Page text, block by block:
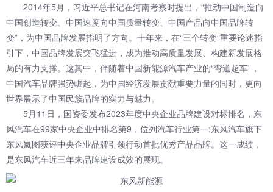
2014年5月，习近平总书记在河南考察时提出，“推动中国制造向
中国创造转变、中国速度向中国质量转变、中国产品向中国品牌转
变”，为中国品牌发展指明了方向。十年来，在“三个转变”重要论述指
引下，中国品牌发展突飞猛进，成为推动高质量发展、构建新发展格
局的有力支撑。这其中，伴随着中国新能源汽车产业的“弯道超车”，
中国汽车品牌强势崛起，为中国经济发展贡献重要力量的同时，更向
世界展示了中国民族品牌的实力与魅力。
5月11日，国资委发布2023年度中央企业品牌建设对标排名，东
风汽车在99家中央企业中排名第9，位列汽车行业第一;东风汽车旗下
东风岚图获评中央企业品牌引领行动首批优秀产品品牌。这一成绩，
是东风汽车近三年来品牌建设成效的展现。